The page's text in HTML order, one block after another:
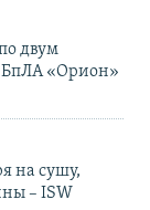
двум
БпЛА «Орион»
на сушу,
– ISW